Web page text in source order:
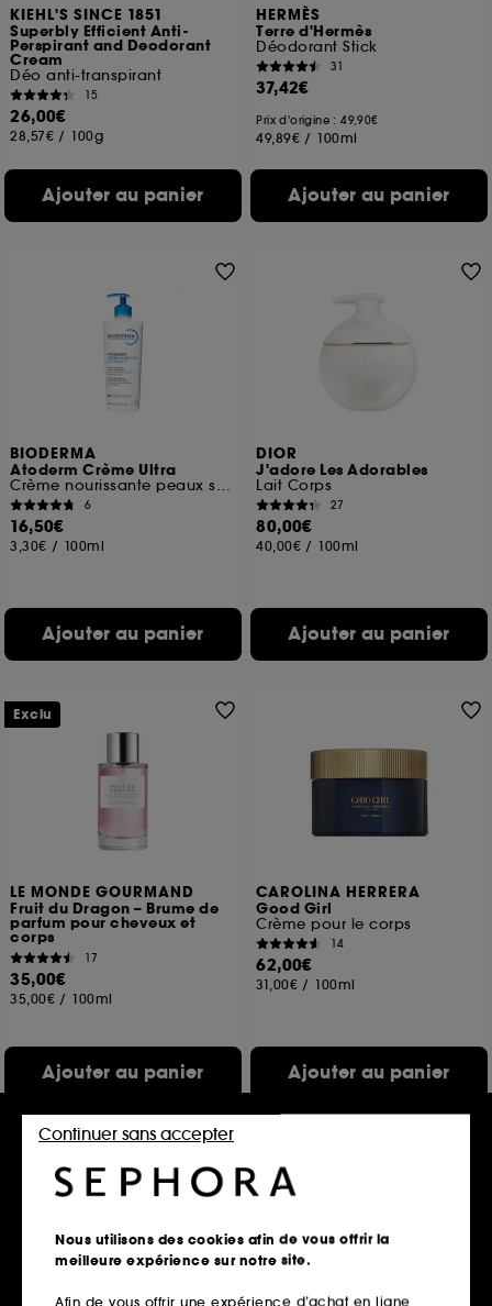
KIEHL'S SINCE 1851
Superbly Efficient Anti-
Perspirant and Deodorant
Cream
Déo anti-transpirant
15
26,00€
28,57€ / 100g
Ajouter au panier
HERMÈS
Terre d'Hermès
Déodorant Stick
31
37,42€
Prix d'origine : 49,90€
49,89€ / 100ml
Ajouter au panier
BIODERMA
Atoderm Crème Ultra
Crème nourissante peaux sensibles normales à sèches
6
16,50€
3,30€ / 100ml
Ajouter au panier
DIOR
J'adore Les Adorables
Lait Corps
27
80,00€
40,00€ / 100ml
Ajouter au panier
LE MONDE GOURMAND
Fruit du Dragon – Brume de
parfum pour cheveux et
corps
17
35,00€
35,00€ / 100ml
Ajouter au panier
Exclu
CAROLINA HERRERA
Good Girl
Crème pour le corps
14
62,00€
31,00€ / 100ml
Ajouter au panier
Nous utilisons des cookies afin de vous offrir la
meilleure expérience sur notre site.
Afin de vous offrir une expérience d’achat en ligne
Continuer sans accepter